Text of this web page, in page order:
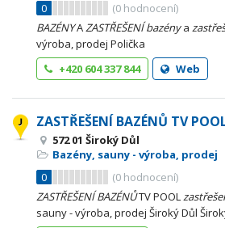
0
(0 hodnocení)
BAZÉNYAZASTŘEŠENÍ bazénya
výroba, prodej Polička
+420 604 337 844
Web
ZASTŘEŠENÍ BAZÉNŮ TV
572 01 Široký Důl
Bazény, sauny - výroba, prodej
0
(0 hodnocení)
ZASTŘEŠENÍ BAZÉNŮTV POOL
sauny - výroba, prodej Široký Důl